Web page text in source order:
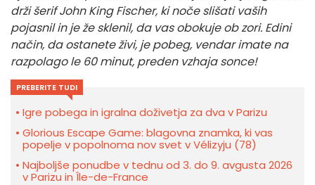
drži šerif John King Fischer, ki noče slišati vaših
pojasnil in je že sklenil, da vas obokuje ob zori. Edini
način, da ostanete živi, je pobeg, vendar imate na
razpolago le 60 minut, preden vzhaja sonce!
PREBERITE TUDI
Igre pobega in igralna doživetja za dva v Parizu
Glorious Escape Game: blagovna znamka, ki vas
popelje v popolnoma nov svet v Vélizyju (78)
Najboljše ponudbe v tednu od 3. do 9. avgusta 2026
v Parizu in Île-de-France